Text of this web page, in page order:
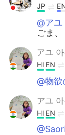
JP
@アユ
ごま
アユ
HI EN
@物欲
アユ
HI EN